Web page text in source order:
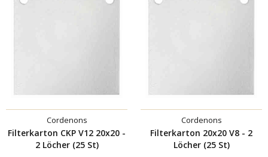
Cordenons
Filterkarton CKP V12 20x20 -
2 Löcher (25 St)
Cordenons
Filterkarton 20x20 V8 - 2
Löcher (25 St)